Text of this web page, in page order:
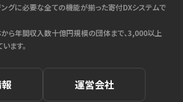
ングに必要な全ての機能が揃った寄付DXシステムで
ら年間収入数十億円規模の団体まで、3,000以上
ます。
運営会社